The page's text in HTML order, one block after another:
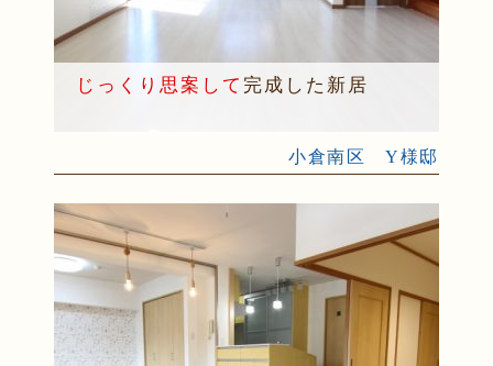
じっくり思案して 完成した新居
小倉南区 Y様邸